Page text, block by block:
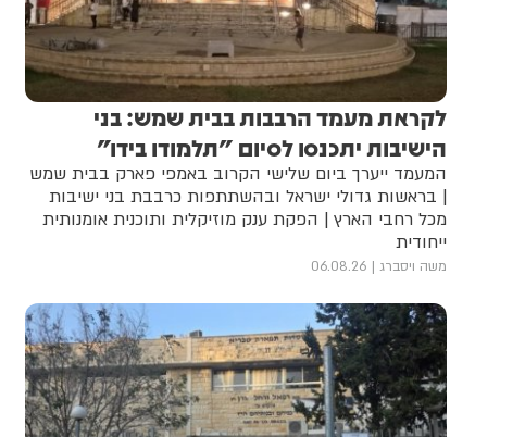
לקראת מעמד הרבבות בבית שמש: בני
הישיבות יתכנסו לסיום "תלמודו בידו"
המעמד ייערך ביום שלישי הקרוב באמפי פארק בבית שמש
| בראשות גדולי ישראל ובהשתתפות כרבבת בני ישיבות
מכל רחבי הארץ | הפקת ענק מוזיקלית ותוכנית אומנותית
ייחודית
משה ויסברג 06.08.26